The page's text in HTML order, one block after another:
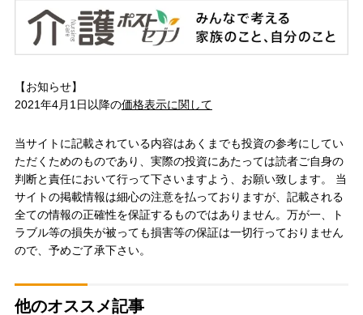
【お知らせ】
2021年4月1日以降の価格表示に関して
当サイトに記載されている内容はあくまでも投資の参考にしてい
ただくためのものであり、実際の投資にあたっては読者ご自身の
判断と責任において行って下さいますよう、お願い致します。 当
サイトの掲載情報は細心の注意を払っておりますが、記載される
全ての情報の正確性を保証するものではありません。万が一、ト
ラブル等の損失が被っても損害等の保証は一切行っておりません
ので、予めご了承下さい。
他のオススメ記事